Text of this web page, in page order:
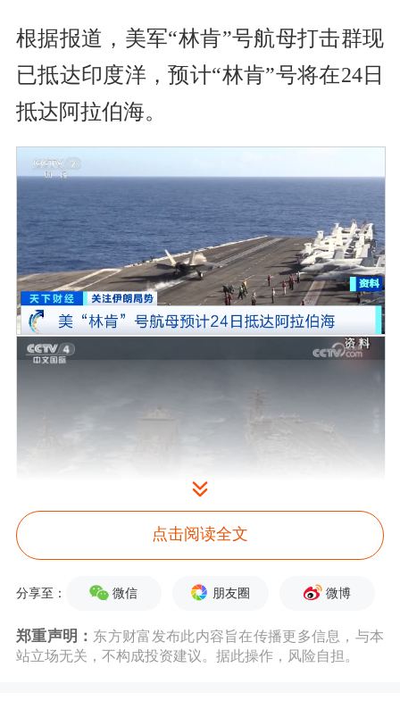
根据报道，美军“林肯”号航母打击群现
已抵达印度洋，预计“林肯”号将在24日
抵达阿拉伯海。
点击阅读全文
分享至： 微信 朋友圈 微博
郑重声明： 东方财富发布此内容旨在传播更多信息，与本
站立场无关，不构成投资建议。据此操作，风险自担。